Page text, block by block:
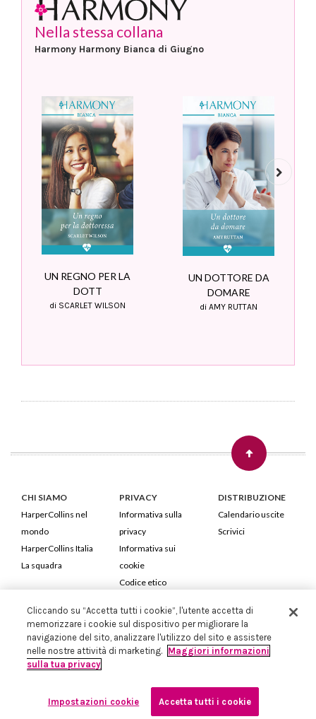
Nella stessa collana
Harmony Harmony Bianca di Giugno
UN REGNO PER LA
DOTT
di SCARLET WILSON
UN DOTTORE DA
DOMARE
di AMY RUTTAN
Next
CHI SIAMO
HarperCollins nel
mondo
HarperCollins Italia
La squadra
PRIVACY
Informativa sulla
privacy
Informativa sui
cookie
Codice etico
DISTRIBUZIONE
Calendario uscite
Scrivici
HarperCollins Italia S.p.A. Viale Monte Nero, 84 - 20135 Milano
Cod. Fiscale e P.IVA 05946780151 - Capitale Sociale 258.250 €
Iscritta in Milano al Registro delle imprese nr.198004 e REA nr.1051898
Cliccando su “Accetta tutti i cookie”, l'utente accetta di
memorizzare i cookie sul dispositivo per migliorare la
navigazione del sito, analizzare l'utilizzo del sito e assistere
nelle nostre attività di marketing. Maggiori informazioni
sulla tua privacy
Impostazioni cookie Accetta tutti i cookie